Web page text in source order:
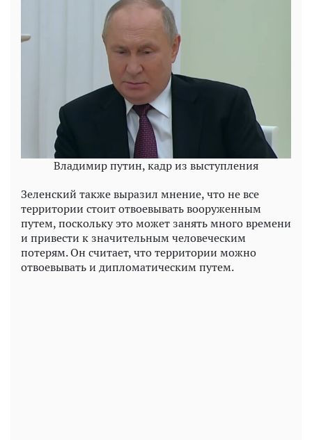
Владимир путин, кадр из выступления
Зеленский также выразил мнение, что не все
территории стоит отвоевывать вооруженным
путем, поскольку это может занять много времени
и привести к значительным человеческим
потерям. Он считает, что территории можно
отвоевывать и дипломатическим путем.